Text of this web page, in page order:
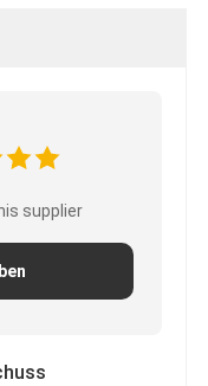
supplier